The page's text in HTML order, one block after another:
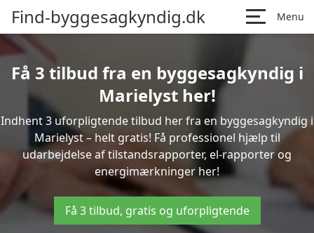
Find-byggesagkyndig.dk Menu
Få 3 tilbud fra en byggesagkyndig i
Marielyst her!
Indhent 3 uforpligtende tilbud her fra en byggesagkyndig i
Marielyst – helt gratis! Få professionel hjælp til
udarbejdelse af tilstandsrapporter, el-rapporter og
energimærkninger her!
Få 3 tilbud, gratis og uforpligtende